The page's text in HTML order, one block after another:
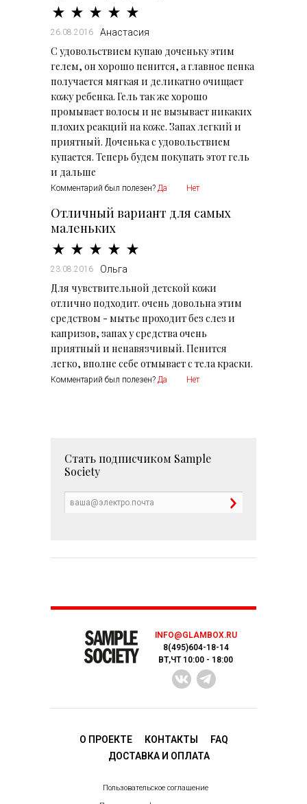
26.08.2016 Анастасия
С удовольствием купаю доченьку этим
гелем, он хорошо пенится, а главное пенка
получается мягкая и деликатно очищает
кожу ребенка. Гель так же хорошо
промывает волосы и не вызывает никаких
плохих реакций на коже. Запах легкий и
приятный. Доченька с удовольствием
купается. Теперь будем покупать этот гель
и дальше
Комментарий был полезен? Да Нет
Отличный вариант для самых
маленьких
23.08.2016 Ольга
Для чувствительной детской кожи
отлично подходит. очень довольна этим
средством - мытье проходит без слез и
капризов, запах у средства очень
приятный и ненавязчивый. Пенится
легко, вполне себе отмывает с тела краски.
Комментарий был полезен? Да Нет
Стать подписчиком Sample
Society
INFO@GLAMBOX.RU
8(495)604-18-14
ВТ,ЧТ 10:00 - 18:00
О ПРОЕКТЕ КОНТАКТЫ
FAQ
ДОСТАВКA И ОПЛАТА
Пользовательское соглашение